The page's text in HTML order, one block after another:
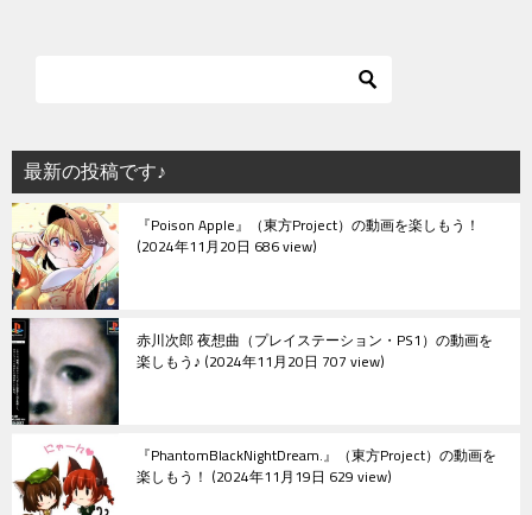
シ
ョ
ン
最新の投稿です♪
『Poison Apple』（東方Project）の動画を楽しもう！
2024年11月20日 686 view
赤川次郎 夜想曲（プレイステーション・PS1）の動画を
楽しもう♪ 2024年11月20日 707 view
『PhantomBlackNightDream.』（東方Project）の動画を
楽しもう！ 2024年11月19日 629 view